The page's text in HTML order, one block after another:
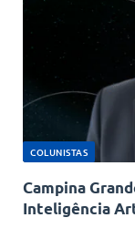
COLUNISTAS
Campina
Inteligência